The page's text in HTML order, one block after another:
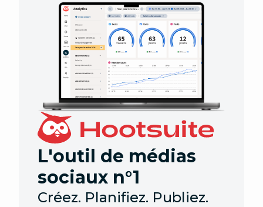
L'outil de médias
sociaux n°1
Créez. Planifiez. Publiez.